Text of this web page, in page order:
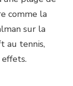
comme la
sur la
au tennis,